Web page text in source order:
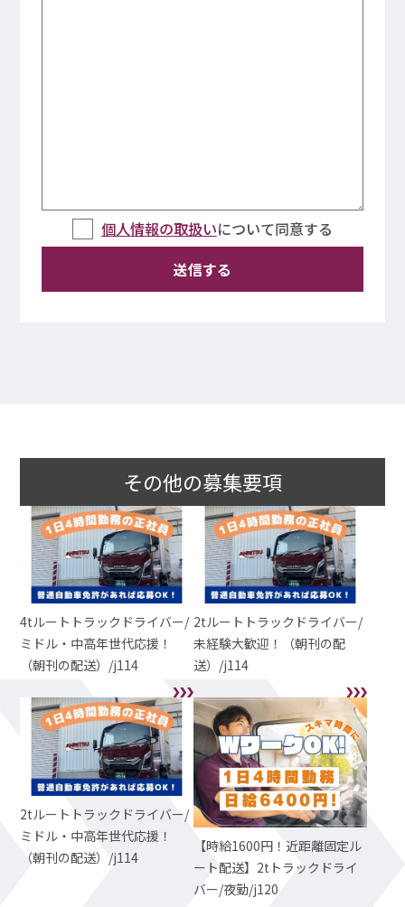
個人情報の取扱いについて同意する
その他の募集要項
4tルートトラックドライバー/
ミドル・中高年世代応援！
（朝刊の配送）/j114
2tルートトラックドライバー/
未経験大歓迎！（朝刊の配
送）/j114
2tルートトラックドライバー/
ミドル・中高年世代応援！
（朝刊の配送）/j114
【時給1600円！近距離固定ル
ート配送】2tトラックドライ
バー/夜勤/j120